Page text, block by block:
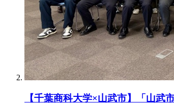
【千葉商科大学×山武市】「山